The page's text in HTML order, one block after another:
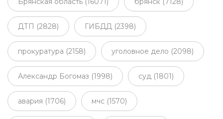
ДТП (2828) ГИБДД (2398)
прокуратура (2158) уголовное дело (2098)
Александр Богомаз (1998) суд (1801)
авария (1706) мчс (1570)